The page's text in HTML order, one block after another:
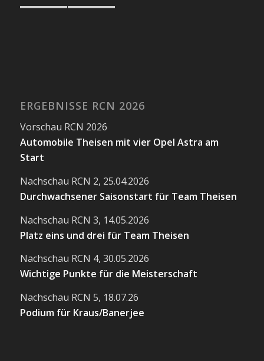
ERGEBNISSE RCN 2026
Vorschau RCN 2026
Automobile Theisen mit vier Opel Astra am
Start
Nachschau RCN 2, 25.04.2026
Durchwachsener Saisonstart für Team Theisen
Nachschau RCN 3, 14.05.2026
Platz eins und drei für Team Theisen
Nachschau RCN 4, 30.05.2026
Wichtige Punkte für die Meisterschaft
Nachschau RCN 5, 18.07.26
Podium für Kraus/Banerjee